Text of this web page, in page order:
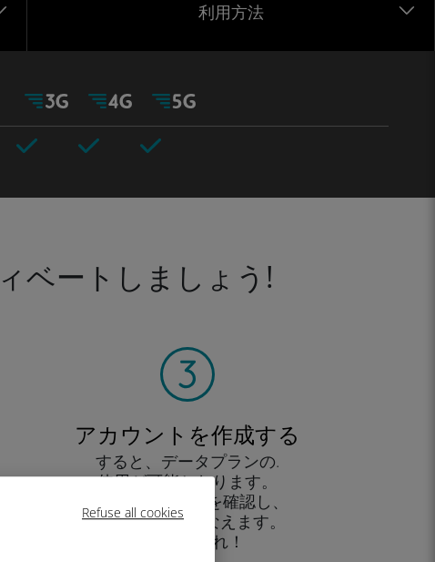
Refuse all cookies
利用方法
ベートしましょう!
アカウントを作成する
すると、データプランの.
使用が可能となります。
外出先 から残高を確認し、
追加購入がおこなえます。
お楽しみあれ！